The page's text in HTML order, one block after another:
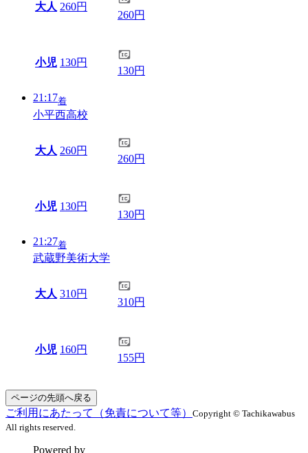
大人 260円
260円
小児 130円
130円
21:17着
小平西高校
大人 260円
260円
小児 130円
130円
21:27着
武蔵野美術大学
大人 310円
310円
小児 160円
155円
ページの先頭へ戻る
ご利用にあたって（免責について等） Copyright © Tachikawabus
All rights reserved.
Powered by